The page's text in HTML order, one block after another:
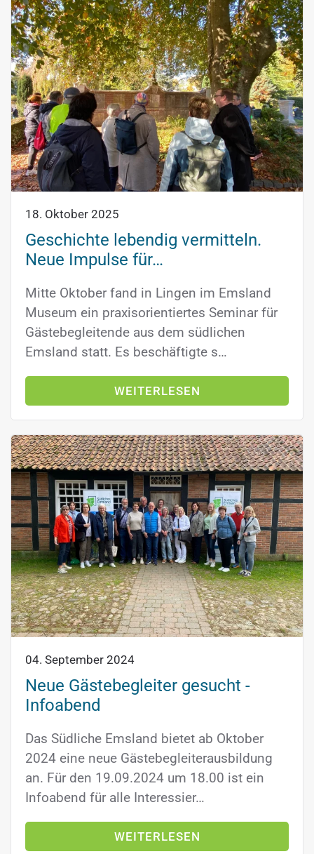
18. Oktober 2025
Geschichte lebendig vermitteln.
Neue Impulse für…
Mitte Oktober fand in Lingen im Emsland
Museum ein praxisorientiertes Seminar für
Gästebegleitende aus dem südlichen
Emsland statt. Es beschäftigte s…
WEITERLESEN
04. September 2024
Neue Gästebegleiter gesucht -
Infoabend
Das Südliche Emsland bietet ab Oktober
2024 eine neue Gästebegleiterausbildung
an. Für den 19.09.2024 um 18.00 ist ein
Infoabend für alle Interessier…
WEITERLESEN